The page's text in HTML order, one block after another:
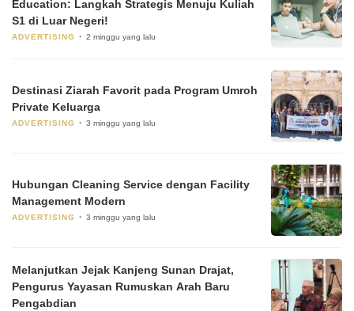
Education: Langkah Strategis Menuju Kuliah
S1 di Luar Negeri!
ADVERTISING 2 minggu yang lalu
Destinasi Ziarah Favorit pada Program Umroh
Private Keluarga
ADVERTISING 3 minggu yang lalu
Hubungan Cleaning Service dengan Facility
Management Modern
ADVERTISING 3 minggu yang lalu
Melanjutkan Jejak Kanjeng Sunan Drajat,
Pengurus Yayasan Rumuskan Arah Baru
Pengabdian